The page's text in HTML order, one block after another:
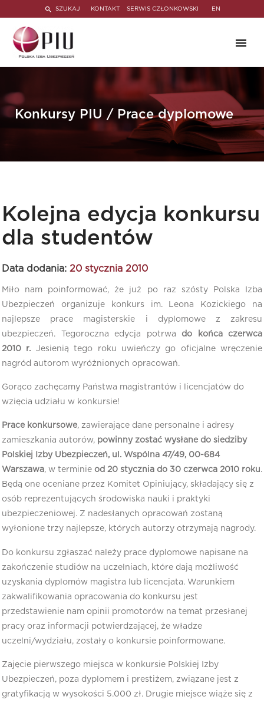
SZUKAJ KONTAKT SERWIS CZŁONKOWSKI EN
Konkursy PIU / Prace dyplomowe
Kolejna edycja konkursu
dla studentów
Data dodania: 20 stycznia 2010
Miło nam poinformować, że już po raz szósty Polska Izba
Ubezpieczeń organizuje konkurs im. Leona Kozickiego na
najlepsze prace magisterskie i dyplomowe z zakresu
ubezpieczeń. Tegoroczna edycja potrwa do końca czerwca
2010 r. Jesienią tego roku uwieńczy go oficjalne wręczenie
nagród autorom wyróżnionych opracowań.
Gorąco zachęcamy Państwa magistrantów i licencjatów do
wzięcia udziału w konkursie!
Prace konkursowe, zawierające dane personalne i adresy
zamieszkania autorów, powinny zostać wysłane do siedziby
Polskiej Izby Ubezpieczeń, ul. Wspólna 47/49, 00-684
Warszawa, w terminie od 20 stycznia do 30 czerwca 2010 roku.
Będą one oceniane przez Komitet Opiniujący, składający się z
osób reprezentujących środowiska nauki i praktyki
ubezpieczeniowej. Z nadesłanych opracowań zostaną
wyłonione trzy najlepsze, których autorzy otrzymają nagrody.
Do konkursu zgłaszać należy prace dyplomowe napisane na
zakończenie studiów na uczelniach, które dają możliwość
uzyskania dyplomów magistra lub licencjata. Warunkiem
zakwalifikowania opracowania do konkursu jest
przedstawienie nam opinii promotorów na temat przesłanej
pracy oraz informacji potwierdzającej, że władze
uczelni/wydziału, zostały o konkursie poinformowane.
Zajęcie pierwszego miejsca w konkursie Polskiej Izby
Ubezpieczeń, poza dyplomem i prestiżem, związane jest z
gratyfikacją w wysokości 5.000 zł. Drugie miejsce wiąże się z